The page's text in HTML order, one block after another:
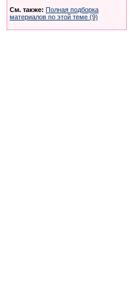
См. также: Полная подборка
материалов по этой теме (9)